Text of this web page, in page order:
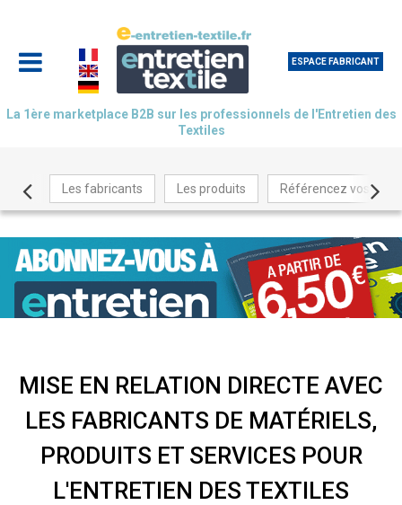
ESPACE FABRICANT
La 1ère marketplace B2B sur les professionnels de l'Entretien des
Textiles
Les fabricants Les produits Référencez vos
MISE EN RELATION DIRECTE AVEC
LES FABRICANTS DE MATÉRIELS,
PRODUITS ET SERVICES POUR
L'ENTRETIEN DES TEXTILES